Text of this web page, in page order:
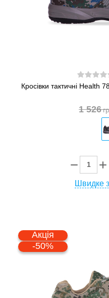
Кросівки тактичні Health
1 526
Швидке
Акція
-50%